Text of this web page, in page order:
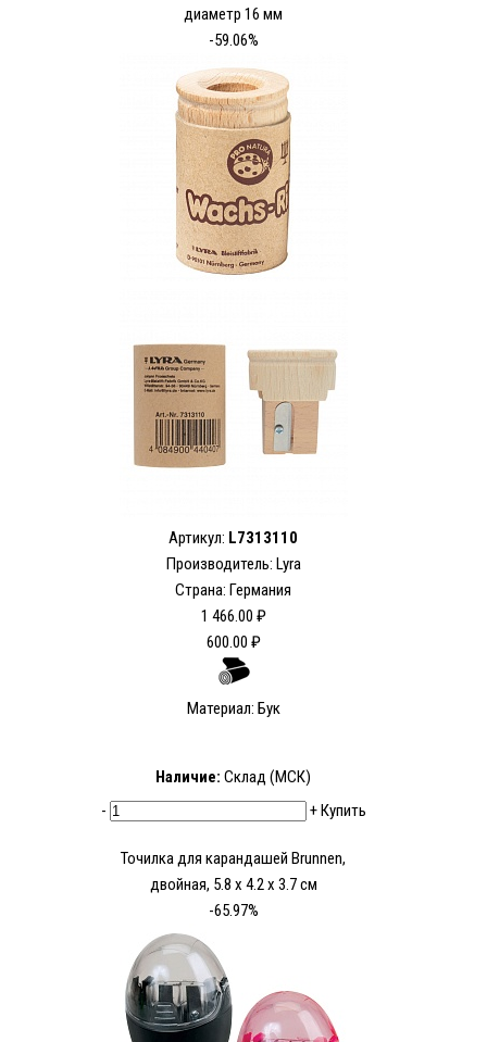
диаметр 16 мм
-59.06%
Артикул: L7313110
Производитель: Lyra
Страна: Германия
1 466.00 ₽
600.00 ₽
Материал: Бук
Наличие: Склад (МСК)
-
+Купить
Точилка для карандашей Brunnen,
двойная, 5.8 х 4.2 х 3.7 см
-65.97%